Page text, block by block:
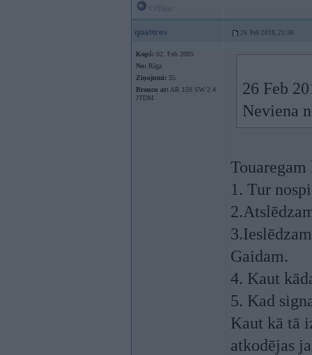
quattros 26. Feb 2018, 21:30
Kopš: 02. Feb 2005
No: Rīga
Ziņojumi: 35
Braucu ar: AR 159 SW 2.4
JTDM
26 Feb
Neviena
1. Tur
Gaidam.
4. Kaut
5. Kad
Kaut kā tā
atkodējas